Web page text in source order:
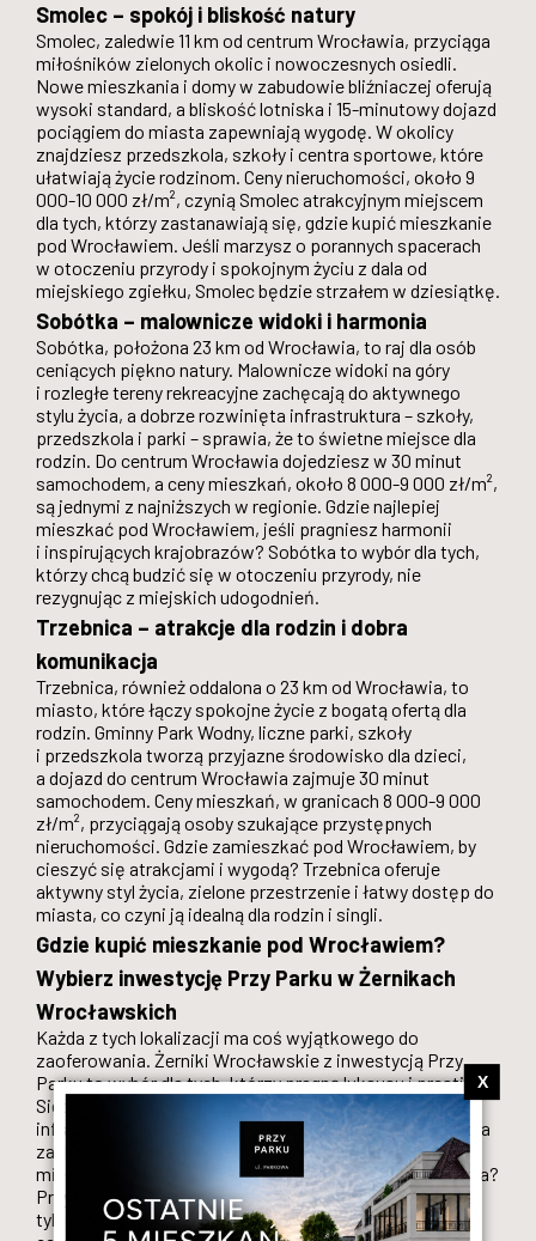
Smolec – spokój i bliskość natury
Smolec, zaledwie 11 km od centrum Wrocławia, przyciąga
miłośników zielonych okolic i nowoczesnych osiedli.
Nowe mieszkania i domy w zabudowie bliźniaczej oferują
wysoki standard, a bliskość lotniska i 15-minutowy dojazd
pociągiem do miasta zapewniają wygodę. W okolicy
znajdziesz przedszkola, szkoły i centra sportowe, które
ułatwiają życie rodzinom. Ceny nieruchomości, około 9
000-10 000 zł/m², czynią Smolec atrakcyjnym miejscem
dla tych, którzy zastanawiają się, gdzie kupić mieszkanie
pod Wrocławiem. Jeśli marzysz o porannych spacerach
w otoczeniu przyrody i spokojnym życiu z dala od
miejskiego zgiełku, Smolec będzie strzałem w dziesiątkę.
Sobótka – malownicze widoki i harmonia
Sobótka, położona 23 km od Wrocławia, to raj dla osób
ceniących piękno natury. Malownicze widoki na góry
i rozległe tereny rekreacyjne zachęcają do aktywnego
stylu życia, a dobrze rozwinięta infrastruktura – szkoły,
przedszkola i parki – sprawia, że to świetne miejsce dla
rodzin. Do centrum Wrocławia dojedziesz w 30 minut
samochodem, a ceny mieszkań, około 8 000-9 000 zł/m²,
są jednymi z najniższych w regionie. Gdzie najlepiej
mieszkać pod Wrocławiem, jeśli pragniesz harmonii
i inspirujących krajobrazów? Sobótka to wybór dla tych,
którzy chcą budzić się w otoczeniu przyrody, nie
rezygnując z miejskich udogodnień.
Trzebnica – atrakcje dla rodzin i dobra
komunikacja
Trzebnica, również oddalona o 23 km od Wrocławia, to
miasto, które łączy spokojne życie z bogatą ofertą dla
rodzin. Gminny Park Wodny, liczne parki, szkoły
i przedszkola tworzą przyjazne środowisko dla dzieci,
a dojazd do centrum Wrocławia zajmuje 30 minut
samochodem. Ceny mieszkań, w granicach 8 000-9 000
zł/m², przyciągają osoby szukające przystępnych
nieruchomości. Gdzie zamieszkać pod Wrocławiem, by
cieszyć się atrakcjami i wygodą? Trzebnica oferuje
aktywny styl życia, zielone przestrzenie i łatwy dostęp do
miasta, co czyni ją idealną dla rodzin i singli.
Gdzie kupić mieszkanie pod Wrocławiem?
Wybierz inwestycję Przy Parku w Żernikach
Wrocławskich
Każda z tych lokalizacji ma coś wyjątkowego do
zaoferowania. Żerniki Wrocławskie z inwestycją Przy
Parku to wybór dla tych, którzy pragną luksusu i prestiżu,
Siechnice i Trzebnica przyciągają rodziny bogatą
infrastrukturą, Smolec kusi spokojem i naturą, a Sobótka
zachwyca malowniczymi widokami. Gdzie kupić
mieszkanie pod Wrocławiem, by spełnić swoje marzenia?
Przy Parku w Żernikach Wrocławskich wyróżnia się nie
tylko elegancją, ale także potencjałem inwestycyjnym –
X